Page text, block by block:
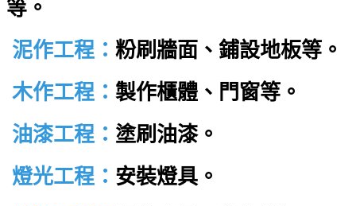
等。
泥作工程： 粉刷牆面、鋪設地板等。
木作工程： 製作櫃體、門窗等。
油漆工程： 塗刷油漆。
燈光工程： 安裝燈具。